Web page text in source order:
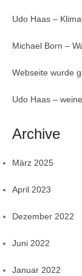
Udo Haas –
Michael Born –
Webseite wurde
Udo Haas –
Archive
März 2025
April 2023
Dezember 2022
Juni 2022
Januar 2022